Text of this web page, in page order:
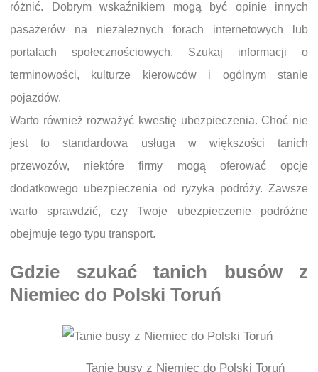
różnić. Dobrym wskaźnikiem mogą być opinie innych
pasażerów na niezależnych forach internetowych lub
portalach społecznościowych. Szukaj informacji o
terminowości, kulturze kierowców i ogólnym stanie
pojazdów.
Warto również rozważyć kwestię ubezpieczenia. Choć nie
jest to standardowa usługa w większości tanich
przewozów, niektóre firmy mogą oferować opcje
dodatkowego ubezpieczenia od ryzyka podróży. Zawsze
warto sprawdzić, czy Twoje ubezpieczenie podróżne
obejmuje tego typu transport.
Gdzie szukać tanich busów z
Niemiec do Polski Toruń
Tanie busy z Niemiec do Polski Toruń